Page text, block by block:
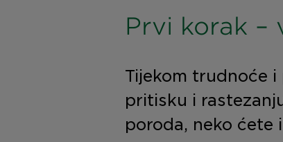
Prvi korak –
Tijekom trudnoće i
pritisku i
poroda, neko ćete